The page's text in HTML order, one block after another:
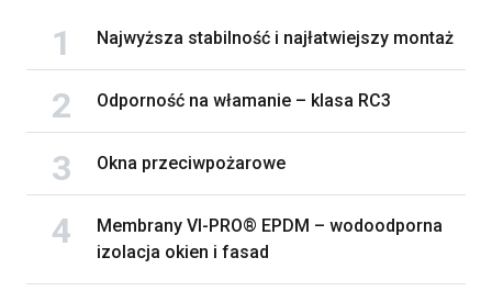
Najwyższa stabilność i najłatwiejszy montaż
Odporność na włamanie – klasa RC3
Okna przeciwpożarowe
Membrany VI-PRO® EPDM – wodoodporna
izolacja okien i fasad